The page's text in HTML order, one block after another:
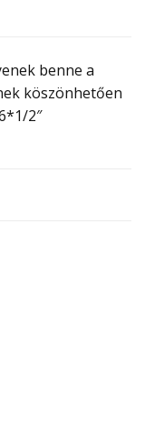
benne a
köszönhetően
2″